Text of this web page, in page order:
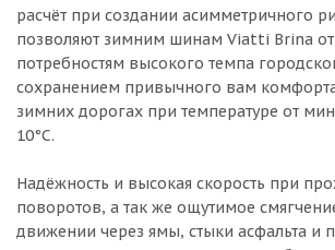
расчёт при создании асимметричного
позволяют зимним шинам Viatti Brina
потребностям высокого темпа
сохранением привычного вам
зимних дорогах при температуре от
10°С.
Надёжность и высокая скорость при
поворотов, а так же ощутимое
движении через ямы, стыки асфальта и